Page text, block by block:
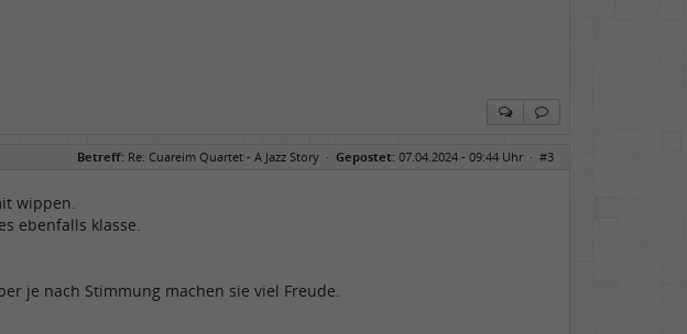
Betreff: Re: Cuareim Quartet - A Jazz Story · Gepostet: 07.04.2024 - 09:44 Uhr · #3
wippen.
ebenfalls klasse.
je nach Stimmung machen sie viel Freude.